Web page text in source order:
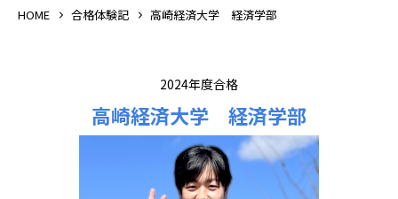
HOME 合格体験記 高崎経済大学 経済学部
2024年度合格
高崎経済大学 経済学部